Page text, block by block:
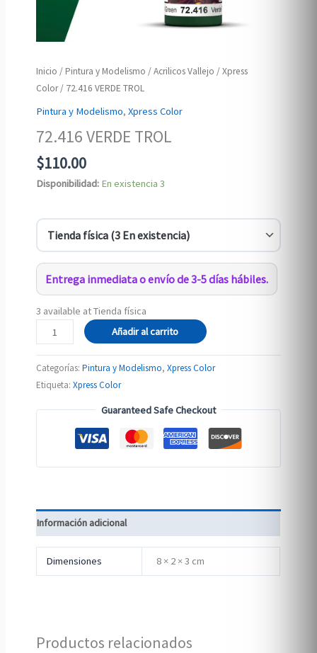
Inicio / Pintura y Modelismo /Acrilicos Vallejo /Xpress
Color/ 72.416 VERDE TROL
Pintura y Modelismo,Xpress Color
72.416 VERDE TROL
$110.00
Disponibilidad: En existencia 3
Entrega inmediata o envío de 3-5 días hábiles.
3 available at Tienda física
72.416
VERDE
cantidad
Añadir al carrito
Categorías:Pintura y Modelismo,Xpress Color
Etiqueta:Xpress Color
Guaranteed Safe Checkout
Información adicional
Dimensiones 8 × 2 × 3 cm
Productos relacionados